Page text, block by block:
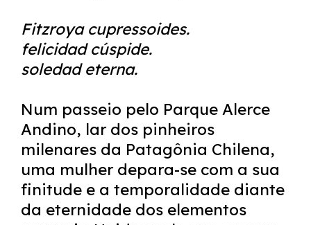
Fitzroya cupressoides.
felicidad cúspide.
soledad eterna.
Num passeio pelo Parque Alerce
Andino, lar dos pinheiros
milenares da Patagônia Chilena,
uma mulher depara-se com a sua
finitude e a temporalidade diante
da eternidade dos elementos